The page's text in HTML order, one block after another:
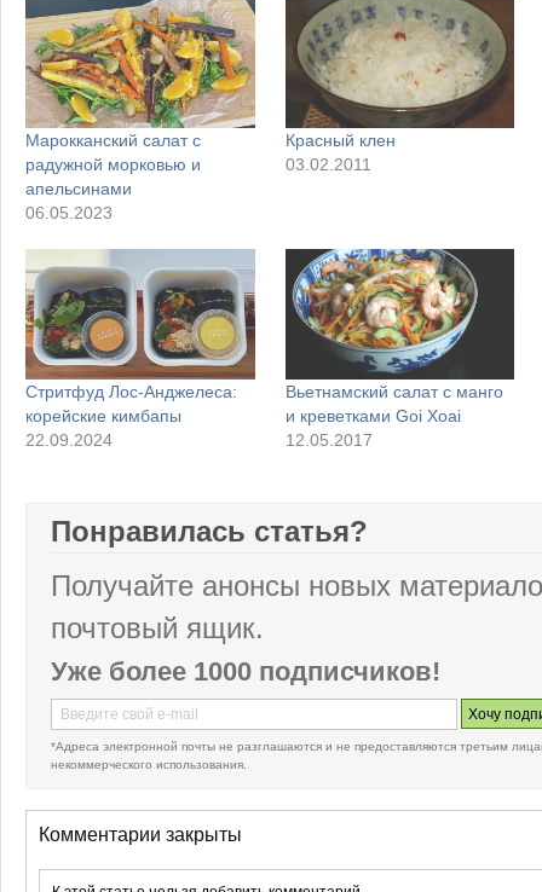
Марокканский салат с
радужной морковью и
апельсинами
06.05.2023
Красный клен
03.02.2011
Стритфуд Лос-Анджелеса:
корейские кимбапы
22.09.2024
Вьетнамский салат с манго
и креветками Goi Xoai
12.05.2017
Понравилась статья?
Получайте анонсы новых
почтовый ящик.
Уже более 1000 подписчиков!
*Адреса электронной почты не разглашаются и не предоставляются третьим
некоммерческого использования.
Комментарии закрыты